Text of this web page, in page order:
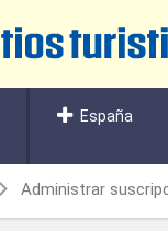
España
Administrar